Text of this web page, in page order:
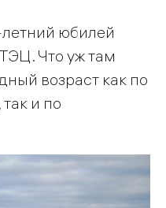
юбилей
Что уж там
возраст как по
и по